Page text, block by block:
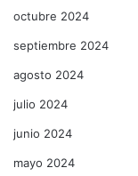
octubre 2024
septiembre 2024
agosto 2024
julio 2024
junio 2024
mayo 2024